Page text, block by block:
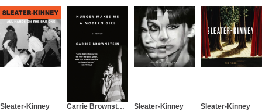
Sleater-Kinney
Carrie Brownstone
Sleater-Kinney
Sleater-Kinney